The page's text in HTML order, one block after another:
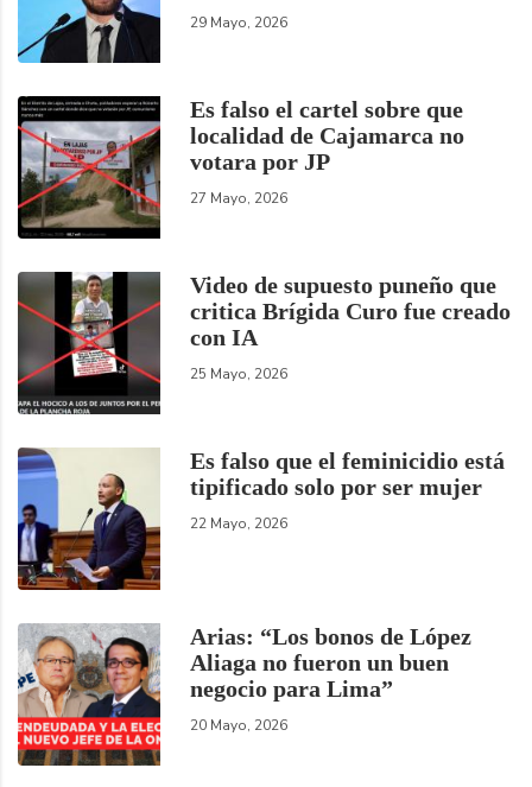
29 Mayo, 2026
Es falso el cartel sobre que
localidad de Cajamarca no
votara por JP
27 Mayo, 2026
Video de supuesto puneño que
critica Brígida Curo fue creado
con IA
25 Mayo, 2026
Es falso que el feminicidio está
tipificado solo por ser mujer
22 Mayo, 2026
Arias: “Los bonos de López
Aliaga no fueron un buen
negocio para Lima”
20 Mayo, 2026